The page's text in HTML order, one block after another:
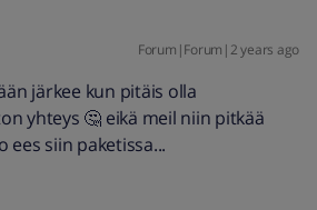
Forum|Forum|2 years ago
järkee kun pitäis olla
yhteys 🤔 eikä meil niin pitkää
siin paketissa...